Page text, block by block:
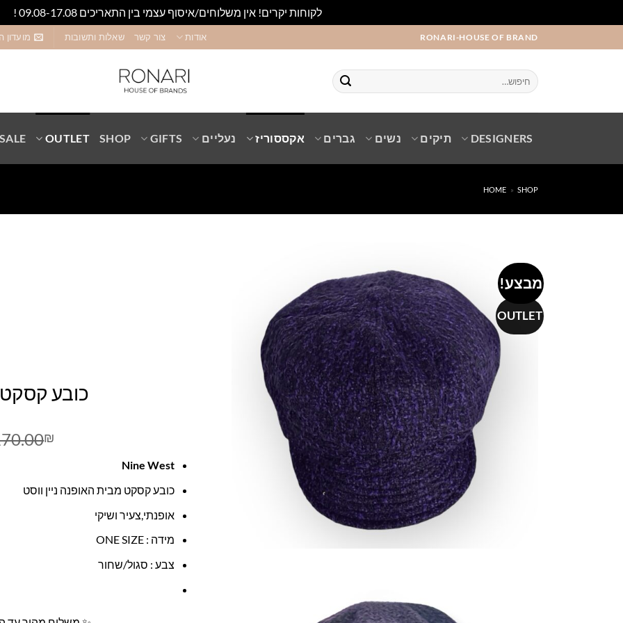
לקוחות יקרים! אין משלוחים/איסוף עצמי בין התאריכים 09.08-17.08 !
to
RONARI-HOUSE OF BRAND אודות צור קשר שאלות ותשובות מועדון
חיפוש
עבור:
DESIGNERS תיקים נשים גברים אקססוריז נעליים GIFTS
SHOP
OUTLET
HOME » SHOP
מבצע!
OUTLET
כובע קסקט
₪
Nine West
כובע קסקט מבית האופנה ניין ווסט
אופנתי,צעיר ושיקי
מידה : ONE SIZE
צבע : סגול/שחור